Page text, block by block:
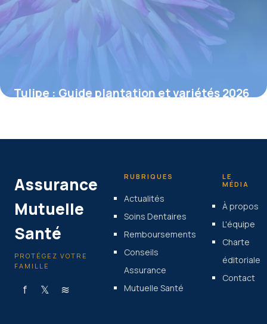
Tulipe : Guide plantation et variétés 2026
Assurance
Mutuelle
Santé
PROTÉGEZ VOTRE
FAMILLE
f 𝕏 ≋
RUBRIQUES
Actualités
Soins Dentaires
Remboursements
Conseils
Assurance
Mutuelle Santé
LE
MÉDIA
À propos
L'équipe
Charte
éditoriale
Contact